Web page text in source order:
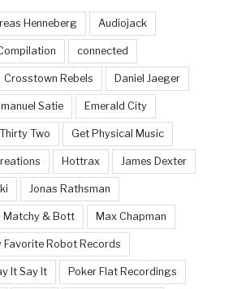
Henneberg Audiojack
connected
Crosstown Rebels Daniel Jaeger
Satie Emerald City
Two Get Physical Music
Hottrax James Dexter
Jonas Rathsman
Matchy & Bott Max Chapman
Favorite Robot Records
It Say It Poker Flat Recordings